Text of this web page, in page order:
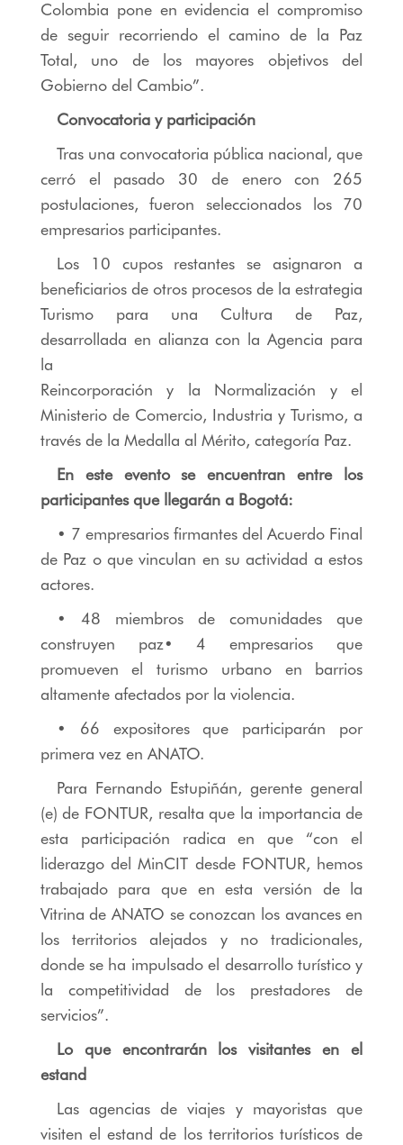
Colombia pone en evidencia el compromiso
de seguir recorriendo el camino de la Paz
Total, uno de los mayores objetivos del
Gobierno del Cambio”.
Convocatoria y participación
Tras una convocatoria pública nacional, que
cerró el pasado 30 de enero con 265
postulaciones, fueron seleccionados los 70
empresarios participantes.
Los 10 cupos restantes se asignaron a
beneficiarios de otros procesos de la estrategia
Turismo para una Cultura de Paz,
desarrollada en alianza con la Agencia para
la
Reincorporación y la Normalización y el
Ministerio de Comercio, Industria y Turismo, a
través de la Medalla al Mérito, categoría Paz.
En este evento se encuentran entre los
participantes que llegarán a Bogotá:
• 7 empresarios firmantes del Acuerdo Final
de Paz o que vinculan en su actividad a estos
actores.
• 48 miembros de comunidades que
construyen paz• 4 empresarios que
promueven el turismo urbano en barrios
altamente afectados por la violencia.
• 66 expositores que participarán por
primera vez en ANATO.
Para Fernando Estupiñán, gerente general
(e) de FONTUR, resalta que la importancia de
esta participación radica en que “con el
liderazgo del MinCIT desde FONTUR, hemos
trabajado para que en esta versión de la
Vitrina de ANATO se conozcan los avances en
los territorios alejados y no tradicionales,
donde se ha impulsado el desarrollo turístico y
la competitividad de los prestadores de
servicios”.
Lo que encontrarán los visitantes en el
estand
Las agencias de viajes y mayoristas que
visiten el estand de los territorios turísticos de